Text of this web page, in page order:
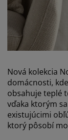
Nová kolekcia
domácnosti,
obsahuje teplé
vďaka ktorým
existujúcimi
ktorý pôsobí